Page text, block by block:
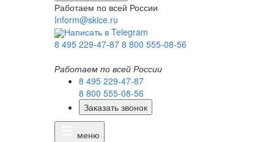
Работаем по всей России
Inform@skice.ru
Написать в Telegram
8 495 229-47-87 8 800 555-08-56
Работаем по всей России
8 495 229-47-87
8 800 555-08-56
Заказать звонок
меню